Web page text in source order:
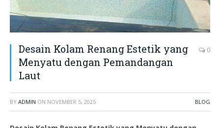
Desain Kolam Renang Estetik yang
Menyatu dengan Pemandangan
Laut
0
BY ADMIN ON NOVEMBER 5, 2025 BLOG